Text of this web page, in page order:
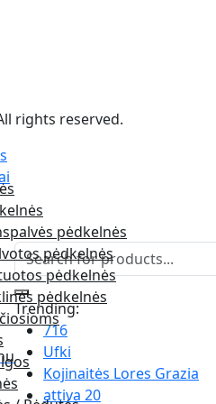
rights reserved.
Trending:
716
Ufki
Kojinaitės Lores Grazia
attiva 20
pėdkelnės
pėdkelnės
pėdkelnės
pėdkelnės